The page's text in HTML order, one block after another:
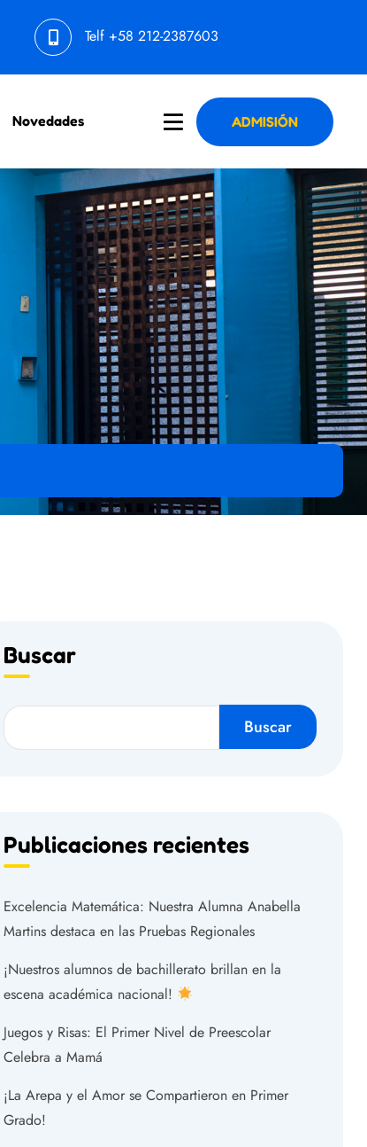
Telf +58 212-2387603
Novedades ADMISIÓN
Buscar
Buscar
Publicaciones recientes
Excelencia Matemática: Nuestra Alumna Anabella
Martins destaca en las Pruebas Regionales
¡Nuestros alumnos de bachillerato brillan en la
escena académica nacional!
Juegos y Risas: El Primer Nivel de Preescolar
Celebra a Mamá
¡La Arepa y el Amor se Compartieron en Primer
Grado!